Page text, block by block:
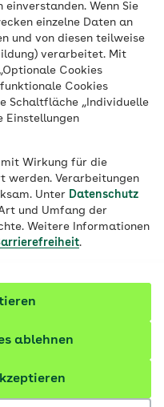
Wenn Sie
einzelne Daten an
und von diesen teilweise
verarbeitet. Mit
Cookies
Cookies
Schaltfläche „Individuelle
Einstellungen
mit Wirkung für die
werden. Verarbeitungen
Unter Datenschutz
und Umfang der
Weitere Informationen
.
ablehnen
den eigenen
Oft stehen
innere
Dr. Gabriele
Methode, mit
erreichen